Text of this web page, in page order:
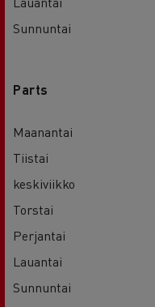
Sunnuntai
Parts
Maanantai
Tiistai
keskiviikko
Torstai
Perjantai
Lauantai
Sunnuntai